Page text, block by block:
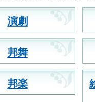
演劇
邦舞
邦楽